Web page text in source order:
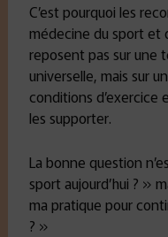
C’est pourquoi les
médecine du sport et
reposent pas sur
universelle, mais sur
conditions d’exercice
les supporter.
La bonne question
sport aujourd’hui ? »
ma pratique pour
? »